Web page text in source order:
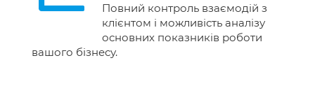
Повний контроль взаємодій з
клієнтом і можливість аналізу
основних показників роботи
вашого бізнесу.